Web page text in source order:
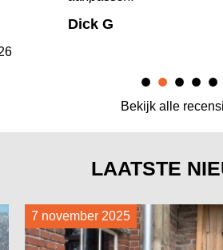
3 augustus 2026
Bekijk alle
LAATSTE
7 november 2025